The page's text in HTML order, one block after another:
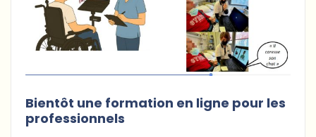
Bientôt une formation en ligne pour les
professionnels